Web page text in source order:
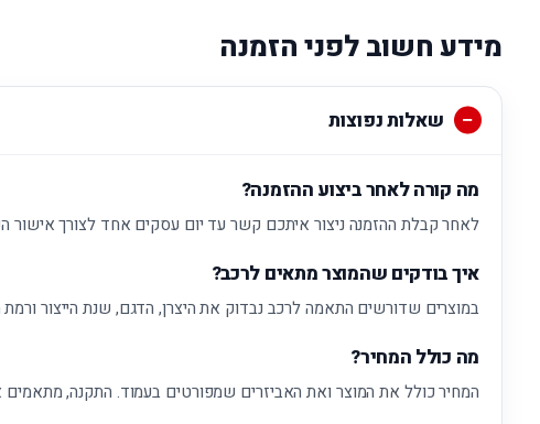
מידע חשוב לפני הזמנה
שאלות נפוצות
מה קורה לאחר ביצוע ההזמנה?
לאחר קבלת ההזמנה ניצור איתכם קשר עד יום עסקים אחד לצורך אישור
איך בודקים שהמוצר מתאים לרכב?
במוצרים שדורשים התאמה לרכב נבדוק את היצרן, הדגם, שנת הייצור
מה כולל המחיר?
המחיר כולל את המוצר ואת האביזרים שמפורטים בעמוד. התקנה, מתאמים